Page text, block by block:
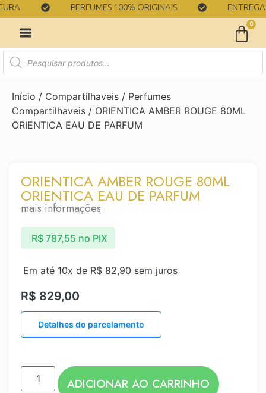
PERFUMES 100% ORIGINAIS ENTREGA
0
Início / Compartilhaveis / Perfumes
Compartilhaveis / ORIENTICA AMBER ROUGE 80ML
ORIENTICA EAU DE PARFUM
ORIENTICA AMBER ROUGE 80ML
ORIENTICA EAU DE PARFUM
mais informações
R$ 829,00
Em até 10x de R$ 82,90 sem juros
R$787,55 no PIX
Detalhes do parcelamento
ADICIONAR AO CARRINHO